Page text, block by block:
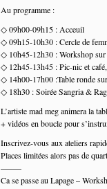
Au programme :
◇ 09h00-09h15 : Acceuil
◇ 09h15-10h30 : Cercle de
◇ 10h45-12h30 : Workshop sur
◇ 12h45-13h45 : Pic-nic et
◇ 14h00-17h00 :Table ronde
◇ 18h30 : Soirée Sangria &
L’artiste mad meg animera la
+ vidéos en boucle pour
Inscrivez-vous aux ateliers
Places limitées alors pas de
–——
Ca se passe au Lapage –